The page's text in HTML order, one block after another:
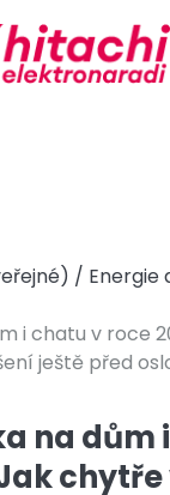
/ Energie
i chatu v roce
ještě před
na dům